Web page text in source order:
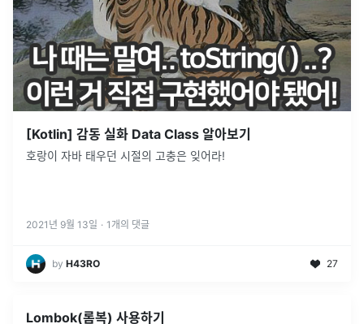
[Kotlin] 감동 실화 Data Class 알아보기
호랑이 자바 태우던 시절의 고충은 잊어라!
2021년 9월 13일 · 1 개의 댓글
by H43RO 27
Lombok(롬복) 사용하기